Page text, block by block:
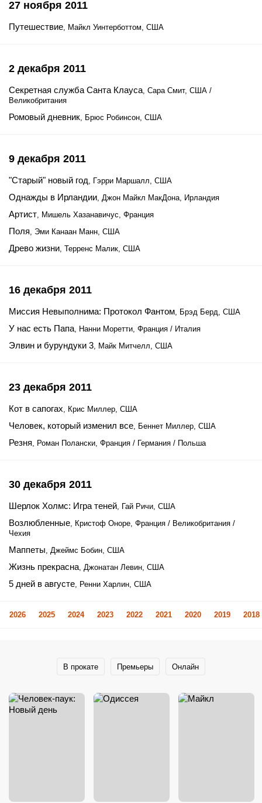
27 ноября 2011
Путешествие, Майкл Уинтерботтом, США
2 декабря 2011
Секретная служба Санта Клауса, Сара Смит, США /
Великобритания
Ромовый дневник, Брюс Робинсон, США
9 декабря 2011
"Старый" новый год, Гэрри Маршалл, США
Однажды в Ирландии, Джон Майкл МакДона, Ирландия
Артист, Мишель Хазанавичус, Франция
Поля, Эми Канаан Манн, США
Древо жизни, Терренс Малик, США
16 декабря 2011
Миссия Невыполнима: Протокол Фантом, Брэд Берд, США
У нас есть Папа, Нанни Моретти, Франция / Италия
Элвин и бурундуки 3, Майк Митчелл, США
23 декабря 2011
Кот в сапогах, Крис Миллер, США
Человек, который изменил все, Беннет Миллер, США
Резня, Роман Полански, Франция / Германия / Польша
30 декабря 2011
Шерлок Холмс: Игра теней, Гай Ричи, США
Возлюбленные, Кристоф Оноре, Франция / Великобритания /
Чехия
Маппеты, Джеймс Бобин, США
Жизнь прекрасна, Джонатан Левин, США
5 дней в августе, Ренни Харлин, США
2026 2025 2024 2023 2022 2021 2020 2019 2018
В прокате Премьеры Онлайн